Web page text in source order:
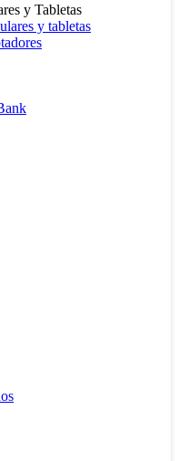
y Tabletas
y tabletas